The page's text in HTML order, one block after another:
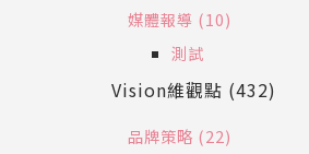
媒體報導 (10)
測試
Vision維觀點 (432)
品牌策略 (22)